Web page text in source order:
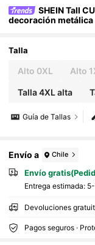
SHEIN Tall
decoración metálica
Talla
Alto 0XL Alto
Talla 4XL alta
Guía de Tallas
Envío a Chile
Envío
Entrega estimada:
Devoluciones
Pagos seguros ·